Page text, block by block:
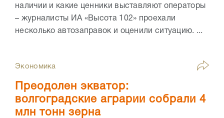
наличии и какие ценники выставляют операторы
– журналисты ИА «Высота 102» проехали
несколько автозаправок и оценили ситуацию. ...
Экономика
Преодолен экватор:
волгоградские аграрии собрали 4
млн тонн зерна